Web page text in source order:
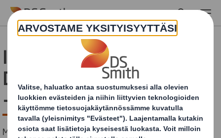
Skip to main content
International Paperin ja
DS Smithin yhdistyminen
– tietoja asiakkaillemme
Mitä voit odottaa yhdistymisemme myötä?